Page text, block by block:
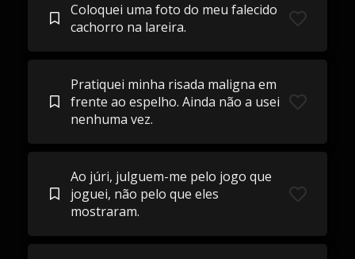
Coloquei uma foto do meu falecido
cachorro na lareira.
Pratiquei minha risada maligna em
frente ao espelho. Ainda não a usei
nenhuma vez.
Ao júri, julguem-me pelo jogo que
joguei, não pelo que eles
mostraram.